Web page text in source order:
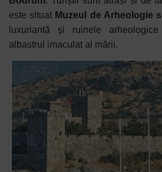
este situat Muzeul de Arheologie
luxuriantă și ruinele
albastrul imaculat al mării.